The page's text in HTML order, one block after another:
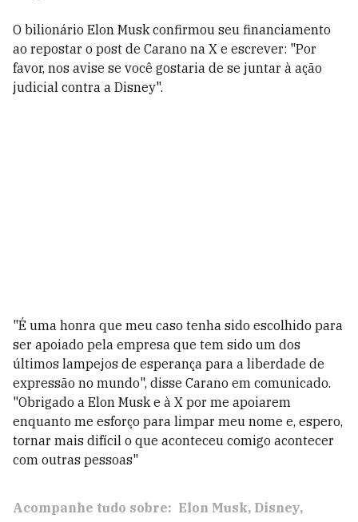
O bilionário Elon Musk confirmou seu financiamento
ao repostar o post de Carano na X e escrever: "Por
favor, nos avise se você gostaria de se juntar à ação
judicial contra a Disney".
"É uma honra que meu caso tenha sido escolhido para
ser apoiado pela empresa que tem sido um dos
últimos lampejos de esperança para a liberdade de
expressão no mundo", disse Carano em comunicado.
"Obrigado a Elon Musk e à X por me apoiarem
enquanto me esforço para limpar meu nome e, espero,
tornar mais difícil o que aconteceu comigo acontecer
com outras pessoas"
Acompanhe tudo sobre: Elon Musk Disney